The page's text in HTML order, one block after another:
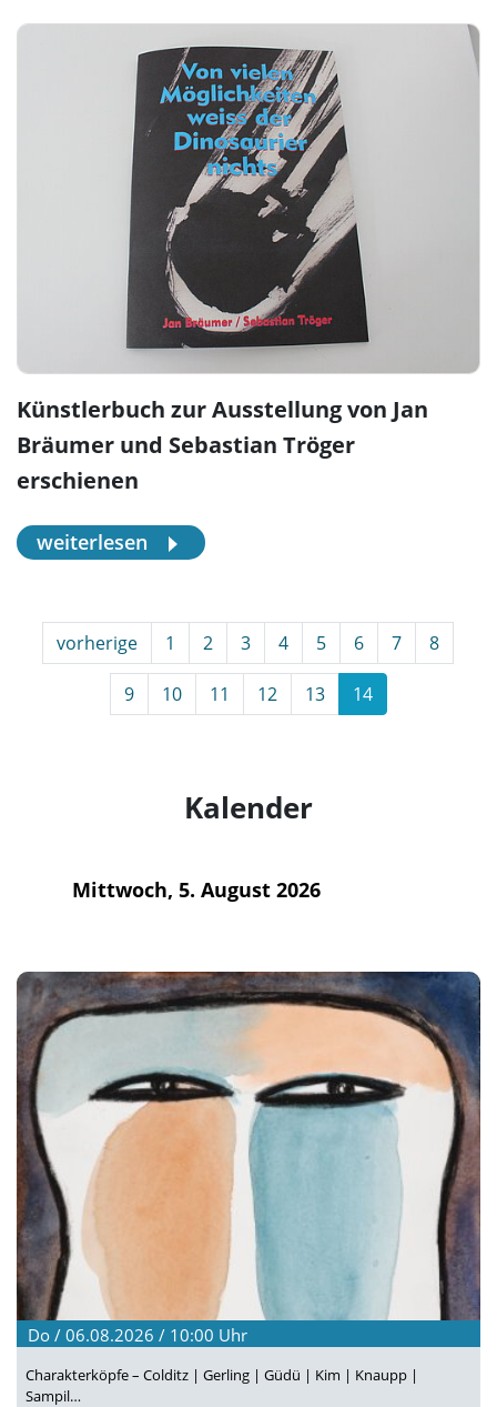
Künstlerbuch zur Ausstellung von Jan
Bräumer und Sebastian Tröger
erschienen
weiterlesen
vorherige 1 2 3 4 5 6 7 8
9 10 11 12 13 14
Kalender
Mittwoch, 5. August 2026
Do / 06.08.2026 / 10:00 Uhr
Charakterköpfe – Colditz | Gerling | Güdü | Kim | Knaupp |
Sampil…